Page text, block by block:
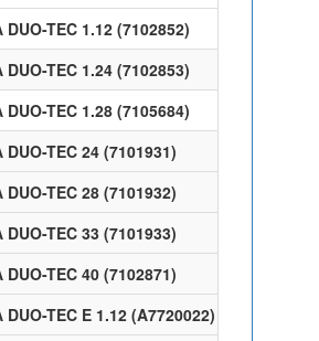
DUO-TEC 1.12 (7102852)
DUO-TEC 1.24 (7102853)
DUO-TEC 1.28 (7105684)
DUO-TEC 24 (7101931)
DUO-TEC 28 (7101932)
DUO-TEC 33 (7101933)
DUO-TEC 40 (7102871)
DUO-TEC E 1.12 (A7720022)